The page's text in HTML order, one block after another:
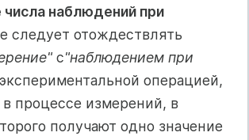
числа наблюдений при
следует отождествлять
с"наблюдением при
экспериментальной операцией,
процессе измерений, в
получают одно значение